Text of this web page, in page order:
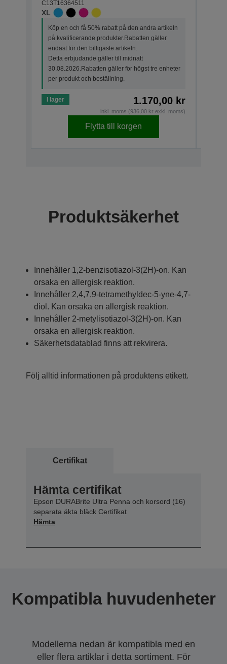
C13T16364511
XL
Köp en och få 50% rabatt på den andra artikeln
på kvalificerande produkter.Rabatten gäller
endast för den billigaste artikeln.
Detta erbjudande gäller till midnatt
30.08.2026.Rabatten gäller för högst tre enheter
per produkt och beställning.
I lager 1.170,00 kr
inkl. moms (936,00 kr exkl. moms)
Flytta till korgen
Produktsäkerhet
Innehåller 1,2-benzisotiazol-3(2H)-on. Kan
orsaka en allergisk reaktion.
Innehåller 2,4,7,9-tetramethyldec-5-yne-4,7-
diol. Kan orsaka en allergisk reaktion.
Innehåller 2-metylisotiazol-3(2H)-on. Kan
orsaka en allergisk reaktion.
Säkerhetsdatablad finns att rekvirera.
Följ alltid informationen på produktens etikett.
Certifikat
Hämta certifikat
Epson DURABrite Ultra Penna och korsord (16)
separata äkta bläck Certifikat
Hämta
Kompatibla huvudenheter
Modellerna nedan är kompatibla med en
eller flera artiklar i detta sortiment. För